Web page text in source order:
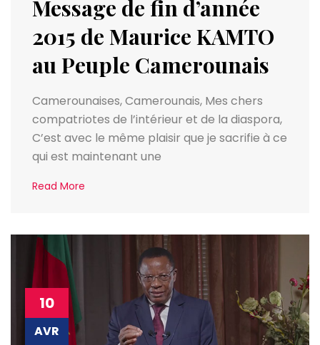
Message de fin d’année
2015 de Maurice KAMTO
au Peuple Camerounais
Camerounaises, Camerounais, Mes chers
compatriotes de l’intérieur et de la diaspora,
C’est avec le même plaisir que je sacrifie à ce
qui est maintenant une
Read More
10
AVR